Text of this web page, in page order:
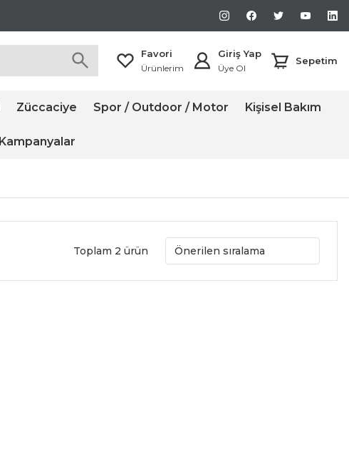
Favori
Ürünlerim
Giriş Yap
Üye Ol
Sepetim
Züccaciye Spor / Outdoor / Motor Kişisel Bakım
Kampanyalar
Toplam 2 ürün